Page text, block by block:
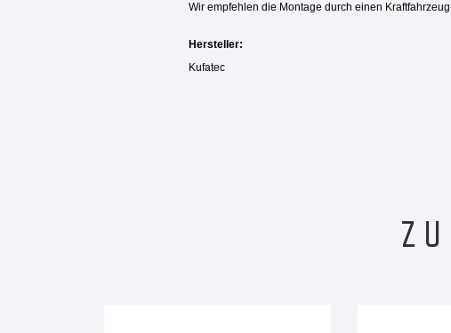
Wir empfehlen die Montage durch einen
Hersteller:
Kufatec